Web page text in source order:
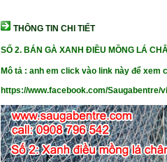
THÔNG TIN CHI TIẾT
SỐ 2. BÁN GÀ XANH ĐIỀU MỒNG LÁ
Mô tả : anh em click vào link này để xem
https://www.facebook.com/Saugabentre/